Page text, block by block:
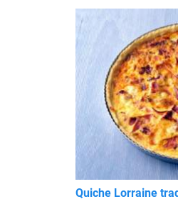
Quiche Lorraine